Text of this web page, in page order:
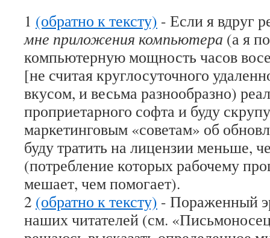
1 (обратно к тексту) - Если я вдруг
мне приложения компьютера (а я
компьютерную мощность часов
[не считая круглосуточного
вкусом, и весьма разнообразно)
проприетарного софта и буду
маркетинговым «советам» об
буду тратить на лицензии меньше,
(потребление которых рабочему
мешает, чем помогает).
2 (обратно к тексту) - Пораженный
наших читателей (см.